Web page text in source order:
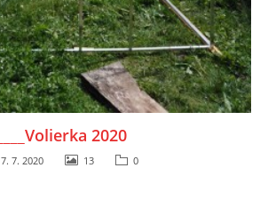
____Volierka 2020
7. 7. 2020 13 0